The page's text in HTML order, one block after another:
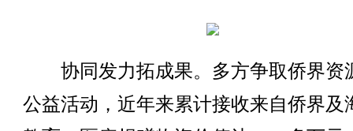
协同发力拓成果。多方争取侨界资
公益活动，近年来累计接收来自侨界及